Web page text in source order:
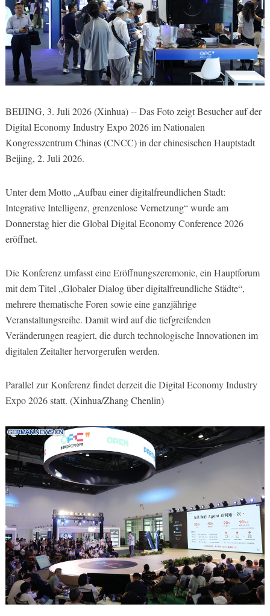
BEIJING, 3. Juli 2026 (Xinhua) -- Das Foto zeigt Besucher auf der
Digital Economy Industry Expo 2026 im Nationalen
Kongresszentrum Chinas (CNCC) in der chinesischen Hauptstadt
Beijing, 2. Juli 2026.
Unter dem Motto „Aufbau einer digitalfreundlichen Stadt:
Integrative Intelligenz, grenzenlose Vernetzung“ wurde am
Donnerstag hier die Global Digital Economy Conference 2026
eröffnet.
Die Konferenz umfasst eine Eröffnungszeremonie, ein Hauptforum
mit dem Titel „Globaler Dialog über digitalfreundliche Städte“,
mehrere thematische Foren sowie eine ganzjährige
Veranstaltungsreihe. Damit wird auf die tiefgreifenden
Veränderungen reagiert, die durch technologische Innovationen im
digitalen Zeitalter hervorgerufen werden.
Parallel zur Konferenz findet derzeit die Digital Economy Industry
Expo 2026 statt. (Xinhua/Zhang Chenlin)